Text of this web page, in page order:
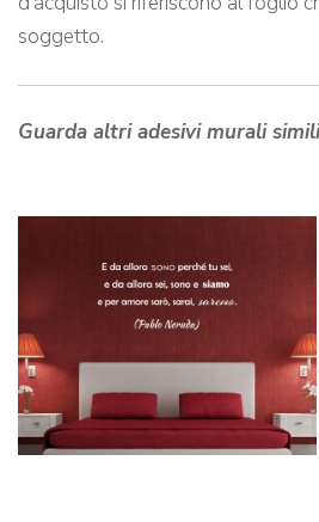
soggetto.
Guarda altri adesivi murali simili